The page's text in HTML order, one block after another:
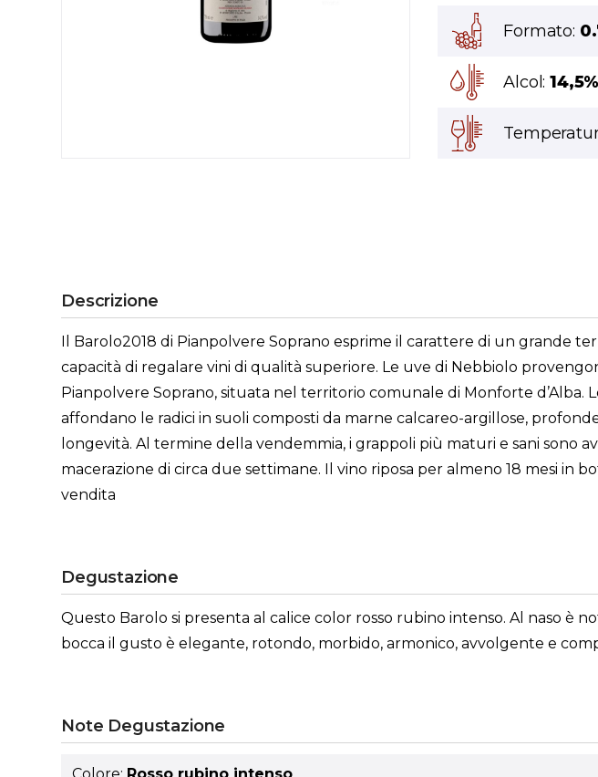
Formato:
Alcol:14,5%
Descrizione
Il Barolo2018 di Pianpolvere Soprano esprime il carattere di un grande
capacità di regalare vini di qualità superiore. Le uve di Nebbiolo
Pianpolvere Soprano, situata nel territorio comunale di Monforte d’Alba.
affondano le radici in suoli composti da marne calcareo-argillose,
longevità. Al termine della vendemmia, i grappoli più maturi e sani sono
macerazione di circa due settimane. Il vino riposa per almeno 18 mesi in
vendita
Degustazione
Questo Barolo si presenta al calice color rosso rubino intenso. Al naso è
bocca il gusto è elegante, rotondo, morbido, armonico, avvolgente e
Note Degustazione